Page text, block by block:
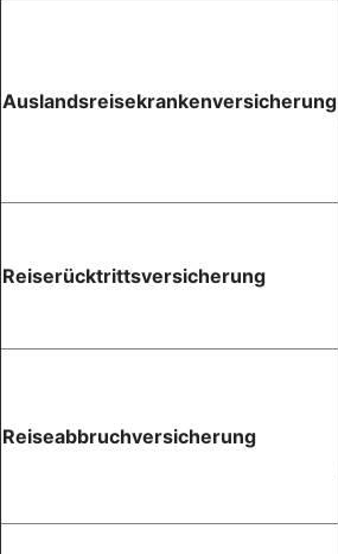
Auslandsreisekrankenversicherung
Reiserücktrittsversicherung
Reiseabbruchversicherung